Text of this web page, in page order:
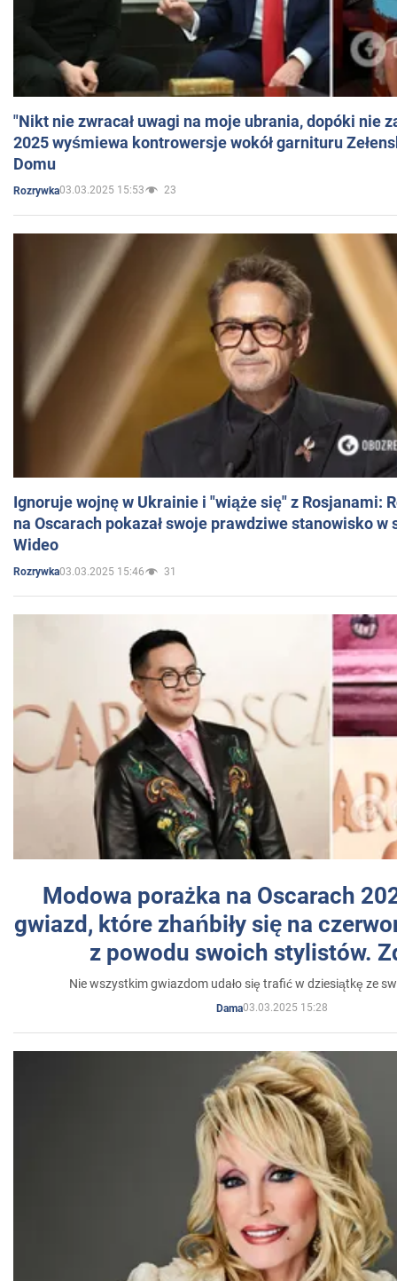
"Nikt nie zwracał uwagi na moje ubrania, dopóki nie
2025 wyśmiewa kontrowersje wokół garnituru
Domu
Rozrywka03.03.2025 15:53 23
Ignoruje wojnę w Ukrainie i "wiąże się" z Rosjanami:
na Oscarach pokazał swoje prawdziwe stanowisko w
Wideo
Rozrywka03.03.2025 15:46 31
Modowa porażka na Oscarach
gwiazd, które zhańbiły się na
z powodu swoich stylistów.
Nie wszystkim gwiazdom udało się trafić w dziesiątkę ze
Dama03.03.2025 15:28